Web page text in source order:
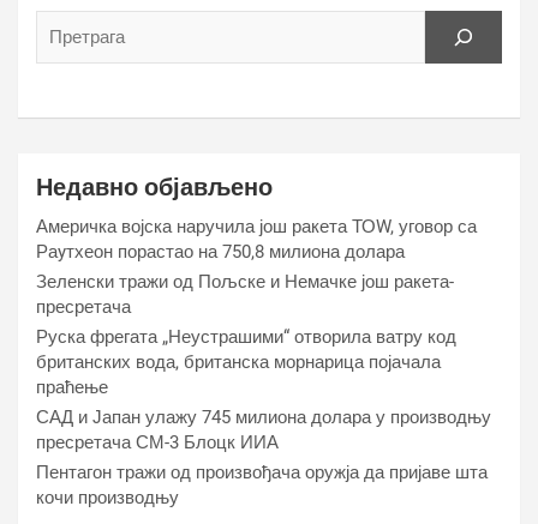
Недавно објављено
Америчка војска наручила још ракета ТОW, уговор са
Раyтхеон порастао на 750,8 милиона долара
Зеленски тражи од Пољске и Немачке још ракета-
пресретача
Руска фрегата „Неустрашими“ отворила ватру код
британских вода, британска морнарица појачала
праћење
САД и Јапан улажу 745 милиона долара у производњу
пресретача СМ-3 Блоцк ИИА
Пентагон тражи од произвођача оружја да пријаве шта
кочи производњу